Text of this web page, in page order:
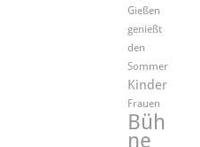
Gießen
genießt
den
Sommer
Kinder
Frauen
Büh
ne